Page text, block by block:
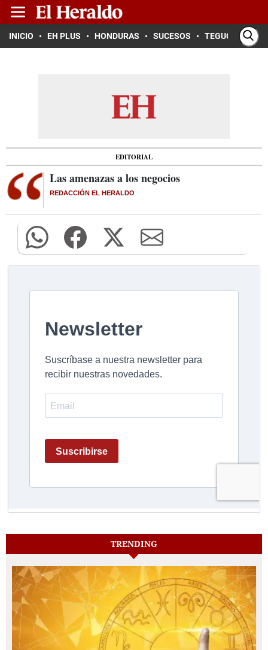
INICIO EH PLUS HONDURAS SUCESOS TEGUCIGALPA
EDITORIAL
Las amenazas a los negocios
REDACCIÓN EL HERALDO
TRENDING